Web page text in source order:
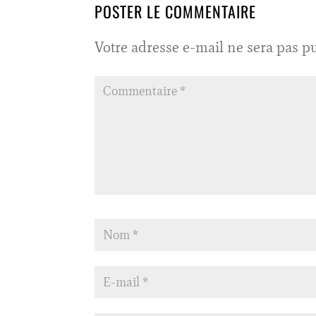
POSTER LE COMMENTAIRE
Votre adresse e-mail ne sera pas